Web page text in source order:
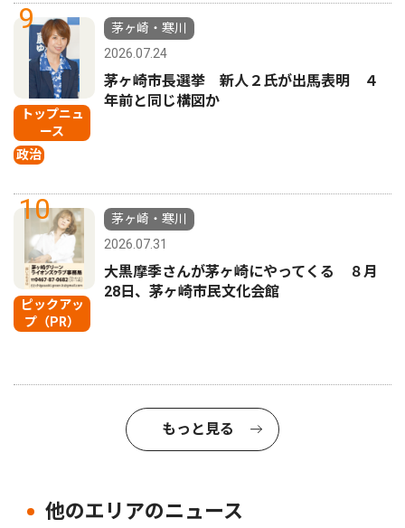
9
トップニュ
ース
政治
茅ヶ崎・寒川
2026.07.24
茅ヶ崎市長選挙 新人２氏が出馬表明 ４
年前と同じ構図か
10
ピックアッ
プ（PR）
茅ヶ崎・寒川
2026.07.31
大黒摩季さんが茅ヶ崎にやってくる ８月
28日、茅ヶ崎市民文化会館
もっと見る
他のエリアのニュース